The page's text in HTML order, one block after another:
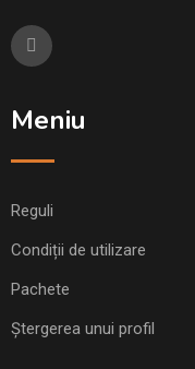
Meniu
Reguli
Condiții de utilizare
Pachete
Ștergerea unui profil